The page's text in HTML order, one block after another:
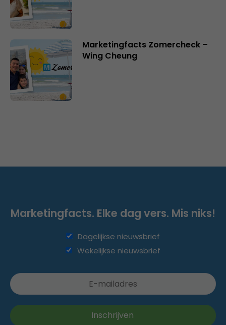
Marketingfacts Zomercheck –
Wing Cheung
Marketingfacts. Elke dag vers. Mis niks!
Dagelijkse nieuwsbrief
Wekelijkse nieuwsbrief